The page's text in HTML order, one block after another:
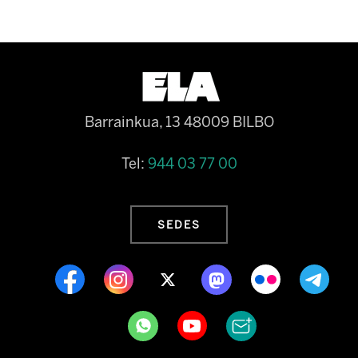
Barrainkua, 13 48009 BILBO
Tel: 944 03 77 00
SEDES